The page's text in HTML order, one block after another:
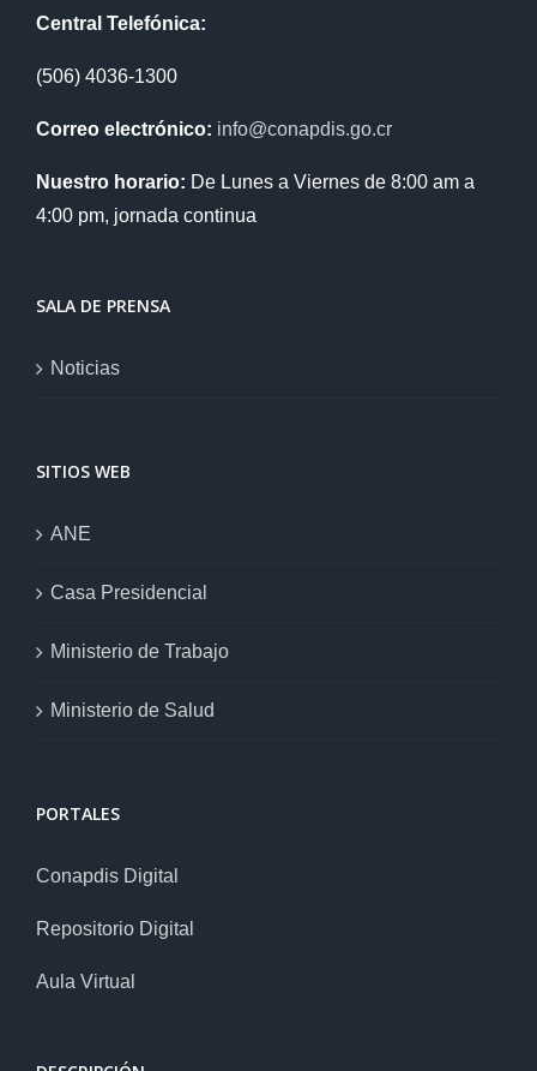
Central Telefónica:
(506) 4036-1300
Correo electrónico: info@conapdis.go.cr
Nuestro horario: De Lunes a Viernes de 8:00 am a
4:00 pm, jornada continua
SALA DE PRENSA
Noticias
SITIOS WEB
ANE
Casa Presidencial
Ministerio de Trabajo
Ministerio de Salud
PORTALES
Conapdis Digital
Repositorio Digital
Aula Virtual